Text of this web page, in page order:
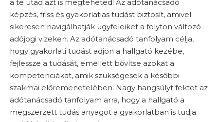
a te utad azt is megteheted! Az adótanácsadó
képzés, friss és gyakorlatias tudást biztosít, amivel
sikeresen navigálhatják ügyfeleiket a folyton változó
adójogi vizeken. Az adótanácsadó tanfolyam célja,
hogy gyakorlati tudást adjon a hallgató kezébe,
fejlessze a tudását, emellett bővítse azokat a
kompetenciákat, amik szükségesek a későbbi
szakmai előremenetelében. Nagy hangsúlyt fektet az
adótanácsadó tanfolyam arra, hogy a hallgató a
megszerzett tudás anyagot a gyakorlatban is tudja